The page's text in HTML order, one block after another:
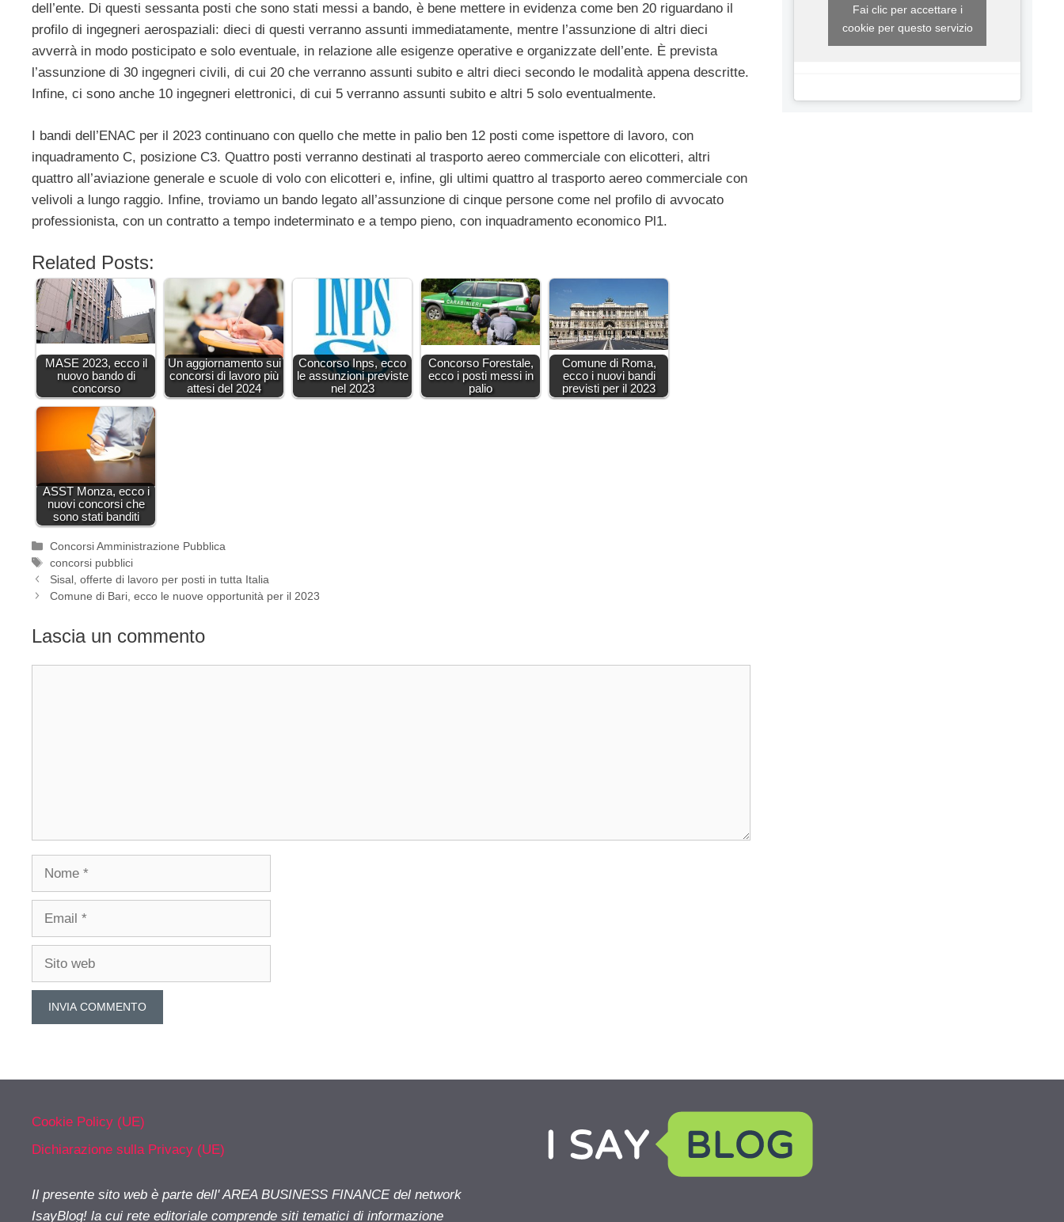
dell’ente. Di questi sessanta posti che sono stati messi a bando, è bene mettere in evidenza come ben 20 riguardano il
profilo di ingegneri aerospaziali: dieci di questi verranno assunti immediatamente, mentre l’assunzione di altri dieci
avverrà in modo posticipato e solo eventuale, in relazione alle esigenze operative e organizzate dell’ente. È prevista
l’assunzione di 30 ingegneri civili, di cui 20 che verranno assunti subito e altri dieci secondo le modalità appena descritte.
Infine, ci sono anche 10 ingegneri elettronici, di cui 5 verranno assunti subito e altri 5 solo eventualmente.
I bandi dell’ENAC per il 2023 continuano con quello che mette in palio ben 12 posti come ispettore di lavoro, con
inquadramento C, posizione C3. Quattro posti verranno destinati al trasporto aereo commerciale con elicotteri, altri
quattro all’aviazione generale e scuole di volo con elicotteri e, infine, gli ultimi quattro al trasporto aereo commerciale con
velivoli a lungo raggio. Infine, troviamo un bando legato all’assunzione di cinque persone come nel profilo di avvocato
professionista, con un contratto a tempo indeterminato e a tempo pieno, con inquadramento economico Pl1.
Related Posts:
MASE 2023, ecco il
nuovo bando di
concorso
Un aggiornamento sui
concorsi di lavoro più
attesi del 2024
Concorso Inps, ecco
le assunzioni previste
nel 2023
Concorso Forestale,
ecco i posti messi in
palio
Comune di Roma,
ecco i nuovi bandi
previsti per il 2023
ASST Monza, ecco i
nuovi concorsi che
sono stati banditi
Categorie
Concorsi Amministrazione Pubblica
Tag
concorsi pubblici
Sisal, offerte di lavoro per posti in tutta Italia
Comune di Bari, ecco le nuove opportunità per il 2023
Lascia un commento
Fai clic per accettare i
cookie per questo servizio
Cookie Policy (UE)
Dichiarazione sulla Privacy (UE)
Il presente sito web è parte dell' AREA BUSINESS FINANCE del network
IsayBlog! la cui rete editoriale comprende siti tematici di informazione